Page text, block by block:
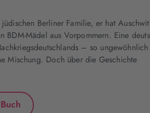
Berliner Familie, er hat
BDM-Mädel aus Vorpommern. Eine
– so ungewöhnlich
Mischung. Doch über die Geschichte